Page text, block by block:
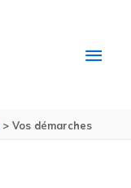
Vos démarches